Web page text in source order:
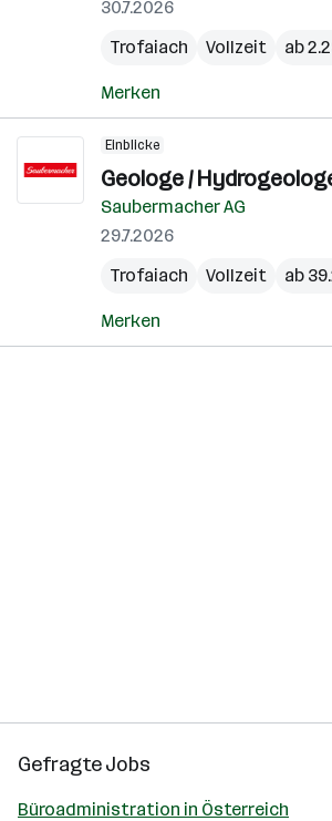
30.7.2026
Trofaiach
Vollzeit ab
Merken
Einblicke
Geologe /
Saubermacher AG
29.7.2026
Trofaiach
Vollzeit ab
Merken
Gefragte Jobs
Büroadministration in Österreich